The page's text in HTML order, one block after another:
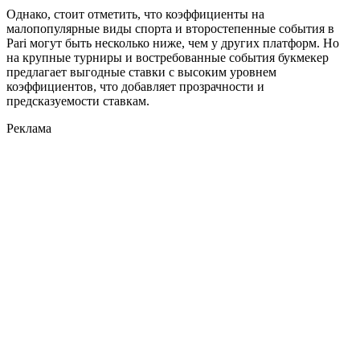
Однако, стоит отметить, что коэффициенты на
малопопулярные виды спорта и второстепенные события в
Pari могут быть несколько ниже, чем у других платформ. Но
на крупные турниры и востребованные события букмекер
предлагает выгодные ставки с высоким уровнем
коэффициентов, что добавляет прозрачности и
предсказуемости ставкам.
Реклама